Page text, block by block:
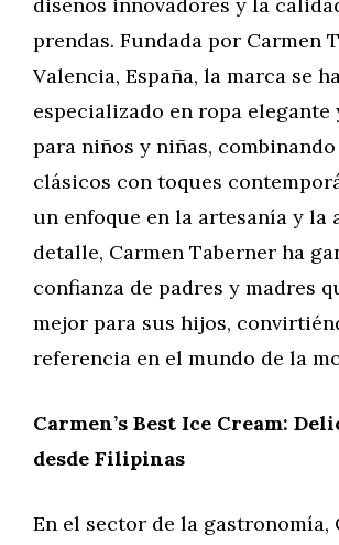
prendas. Fundada por Carmen
Valencia, España, la marca se
especializado en ropa elegante
para niños y niñas,
clásicos con toques
un enfoque en la artesanía y la
detalle, Carmen Taberner ha
confianza de padres y madres
mejor para sus hijos,
referencia en el mundo de la
Carmen’s Best Ice Cream:
desde Filipinas
En el sector de la gastronomía,